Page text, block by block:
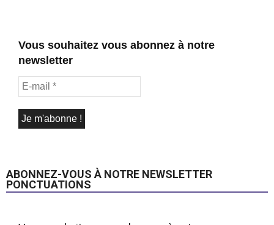
Vous souhaitez vous abonnez à notre
newsletter
ABONNEZ-VOUS À NOTRE NEWSLETTER
PONCTUATIONS